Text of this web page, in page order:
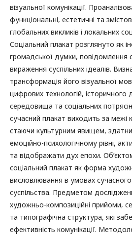
візуальної комунікації.
функціональні, естетичні та
глобальних викликів і локальних
Соціальний плакат розглянуто як
громадської думки, повідомлення
вираження суспільних ідеалів.
трансформація його візуальної
цифрових технологій, історичного
середовища та соціальних
сучасний плакат виходить за межі
стаючи культурним явищем,
емоційно-психологічному рівні,
та відображати дух епохи.
соціальний плакат як форма
висловлювання в умовах
суспільства. Предметом
художньо-композиційні прийоми,
та типографічна структура, які
ефективність комунікації.